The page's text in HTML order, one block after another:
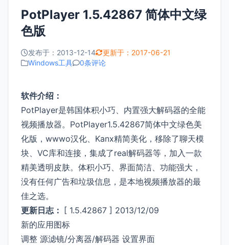
PotPlayer 1.5.42867 简体中文绿
色版
发布于：2013-12-14
更新于：2017-06-21
Windows工具
0条评论
软件介绍：
PotPlayer是韩国体积小巧、内置强大解码器的全能
视频播放器。PotPlayer1.5.42867简体中文绿色美
化版，wwwo汉化、Kanx精简美化，移除了聊天模
块、VC库和连接，集成了real解码器等，加入一款
精美透明皮肤。体积小巧、界面简洁、功能强大，
没有任何广告和垃圾信息，是本地视频播放器的最
佳之选。
更新日志： [ 1.5.42867 ] 2013/12/09
新的应用图标
调整 源滤镜/分离器/解码器 设置界面